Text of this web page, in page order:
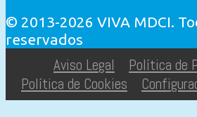
© 2013-2026 VIVA MDCI.
reservados
Aviso Legal
Política de
Política de Cookies